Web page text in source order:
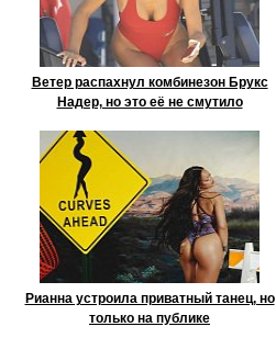
Ветер распахнул комбинезон Брукс
Надер, но это её не смутило
Рианна устроила приватный танец, но
только на публике